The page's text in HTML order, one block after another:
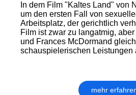
In dem Film "Kaltes Land" von
um den ersten Fall von
Arbeitsplatz, der gerichtlich
Film ist zwar zu langatmig,
und Frances McDormand
schauspielerischen Leistungen
mehr